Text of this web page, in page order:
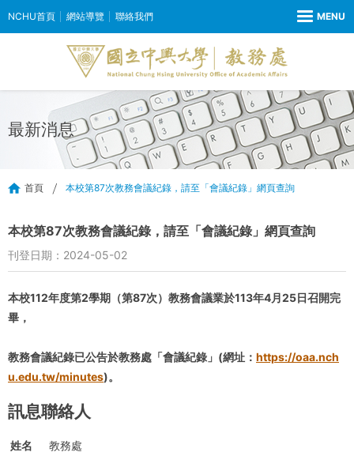
NCHU首頁 網站導覽 聯絡我們
最新消息
首頁 本校第87次教務會議紀錄，請至「會議紀錄」網頁查詢
本校第87次教務會議紀錄，請至「會議紀錄」網頁查詢
刊登日期：2024-05-02
本校112年度第2學期（第87次）教務會議業於113年4月25日召開完
畢，
教務會議紀錄已公告於教務處「會議紀錄」(網址： https://oaa.nch
u.edu.tw/minutes)。
訊息聯絡人
姓名
教務處